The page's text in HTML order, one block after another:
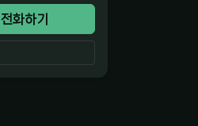
하기